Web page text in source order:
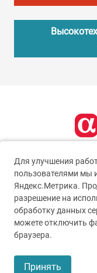
Для улучшения
пользователями мы
Яндекс.Метрика.
разрешение на
обработку данных
можете отключить
браузера.
Принять